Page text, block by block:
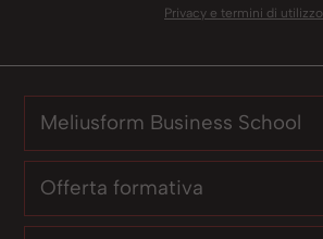
Privacy e termini di utilizzo
Meliusform Business School
Offerta formativa